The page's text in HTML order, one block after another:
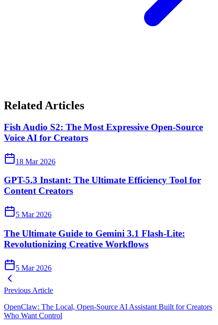
Related Articles
Fish Audio S2: The Most Expressive Open-Source
Voice AI for Creators
18 Mar 2026
GPT-5.3 Instant: The Ultimate Efficiency Tool for
Content Creators
5 Mar 2026
The Ultimate Guide to Gemini 3.1 Flash-Lite:
Revolutionizing Creative Workflows
5 Mar 2026
Previous Article
OpenClaw: The Local, Open‑Source AI Assistant Built for Creators
Who Want Control